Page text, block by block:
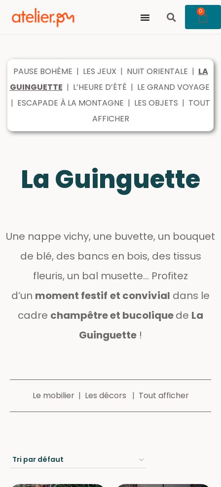
0
PAUSE BOHÈME | LES JEUX | NUIT ORIENTALE | LA
GUINGUETTE | L’HEURE D’ÉTÉ | LE GRAND VOYAGE
| ESCAPADE À LA MONTAGNE | LES OBJETS | TOUT
AFFICHER
La Guinguette
Une nappe vichy, une buvette, un bouquet
de blé, des bancs en bois, des tissus
fleuris, un bal musette… Profitez
d’un moment festif et convivial dans le
cadre champêtre et bucoliquede La
Guinguette !
Le mobilier| Les décors | Tout afficher